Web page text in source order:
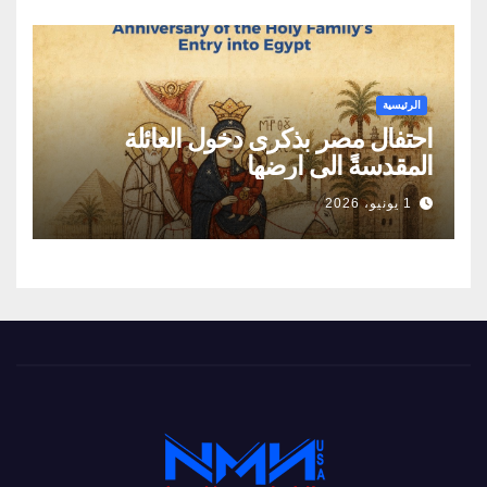
الرئيسية
احتفال مصر بذكرى دخول العائلة
المقدسةً الى ارضها
1 يونيو، 2026